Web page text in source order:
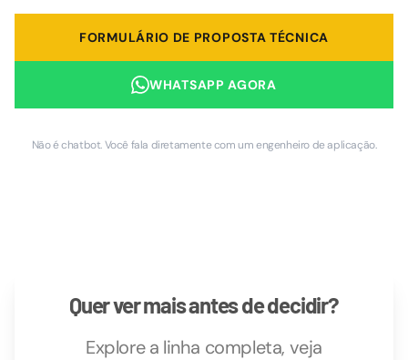
FORMULÁRIO DE PROPOSTA TÉCNICA
WHATSAPP AGORA
Não é chatbot. Você fala diretamente com um engenheiro de aplicação.
Quer ver mais antes de decidir?
Explore a linha completa, veja